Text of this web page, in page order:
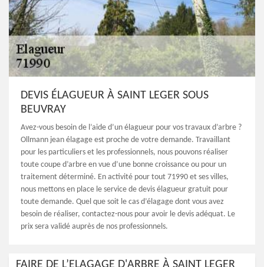
DEVIS ÉLAGUEUR À SAINT LEGER SOUS
BEUVRAY
Avez-vous besoin de l’aide d’un élagueur pour vos travaux d’arbre ?
Ollmann jean élagage est proche de votre demande. Travaillant
pour les particuliers et les professionnels, nous pouvons réaliser
toute coupe d’arbre en vue d’une bonne croissance ou pour un
traitement déterminé. En activité pour tout 71990 et ses villes,
nous mettons en place le service de devis élagueur gratuit pour
toute demande. Quel que soit le cas d’élagage dont vous avez
besoin de réaliser, contactez-nous pour avoir le devis adéquat. Le
prix sera validé auprès de nos professionnels.
FAIRE DE L’ELAGAGE D'ARBRE À SAINT LEGER